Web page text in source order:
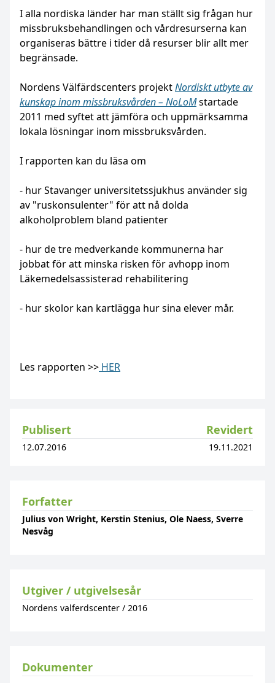
I alla nordiska länder har man ställt sig frågan hur
missbruksbehandlingen och vårdresurserna kan
organiseras bättre i tider då resurser blir allt mer
begränsade.
Nordens Välfärdscenters projektNordiskt utbyte av
kunskap inom missbruksvården – NoLoMstartade
2011 med syftet att jämföra och uppmärksamma
lokala lösningar inom missbruksvården.
I rapporten kan du läsa om
- hur Stavanger universitetssjukhus använder sig
av "ruskonsulenter" för att nå dolda
alkoholproblem bland patienter
- hur de tre medverkande kommunerna har
jobbat för att minska risken för avhopp inom
Läkemedelsassisterad rehabilitering
- hur skolor kan kartlägga hur sina elever mår.
Les rapporten >> HER
Publisert Revidert
12.07.2016 19.11.2021
Forfatter
Julius von Wright, Kerstin Stenius, Ole Naess, Sverre
Nesvåg
Utgiver / utgivelsesår
Nordens valferdscenter / 2016
Dokumenter